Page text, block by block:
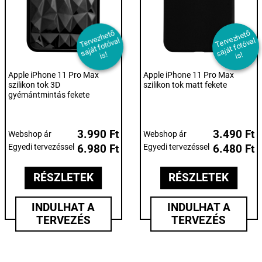
T
er
v
e
z
h
et
ő
s
aj
át f
ot
ó
v
al
i
s!
Apple iPhone 11 Pro Max
szilikon tok 3D
gyémántmintás fekete
Webshop ár 3.990 Ft
Egyedi tervezéssel 6.980 Ft
RÉSZLETEK
INDULHAT A
TERVEZÉS
T
er
v
e
z
h
et
ő
s
aj
át f
ot
ó
v
al
i
s!
Apple iPhone 11 Pro Max
szilikon tok matt fekete
Webshop ár 3.490 Ft
Egyedi tervezéssel 6.480 Ft
RÉSZLETEK
INDULHAT A
TERVEZÉS